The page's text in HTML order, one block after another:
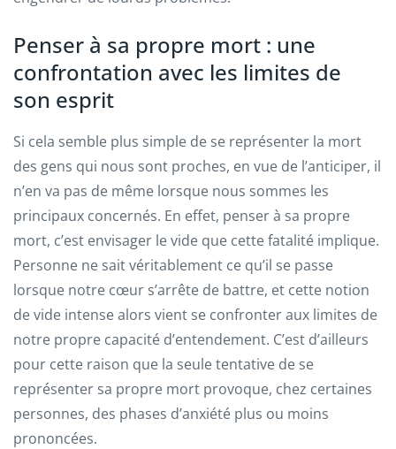
Penser à sa propre mort : une
confrontation avec les limites de
son esprit
Si cela semble plus simple de se représenter la mort
des gens qui nous sont proches, en vue de l’anticiper, il
n’en va pas de même lorsque nous sommes les
principaux concernés. En effet, penser à sa propre
mort, c’est envisager le vide que cette fatalité implique.
Personne ne sait véritablement ce qu’il se passe
lorsque notre cœur s’arrête de battre, et cette notion
de vide intense alors vient se confronter aux limites de
notre propre capacité d’entendement. C’est d’ailleurs
pour cette raison que la seule tentative de se
représenter sa propre mort provoque, chez certaines
personnes, des phases d’anxiété plus ou moins
prononcées.